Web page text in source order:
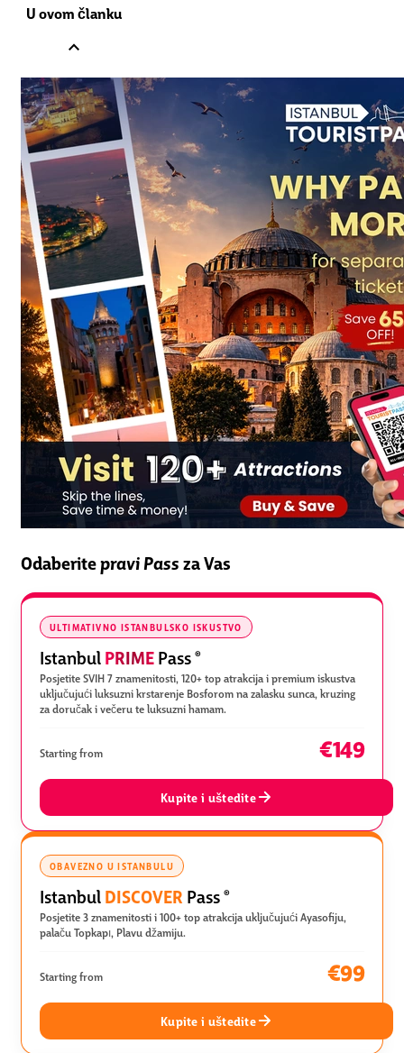
U ovom članku
expand_less
Odaberitepravi Passza Vas
ULTIMATIVNO ISTANBULSKO ISKUSTVO
IstanbulPRIMEPass ®
Posjetite SVIH 7 znamenitosti, 120+ top atrakcija i premium iskustva
uključujući luksuzni krstarenje Bosforom na zalasku sunca, kruzing
za doručak i večeru te luksuzni hamam.
Starting from €149
Kupite i uštedite
OBAVEZNO U ISTANBULU
IstanbulDISCOVER Pass ®
Posjetite 3 znamenitosti i 100+ top atrakcija uključujući Ayasofiju,
palaču Topkapı, Plavu džamiju.
Starting from €99
Kupite i uštedite